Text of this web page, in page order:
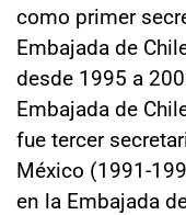
como primer
Embajada de
desde 1995 a
Embajada de
fue tercer
México (1991-
en la Embajada